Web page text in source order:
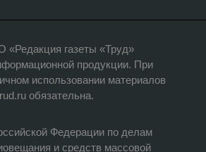
«Редакция газеты «Труд»
продукции. При
использовании материалов
обязательна.
Федерации по делам
и средств массовой